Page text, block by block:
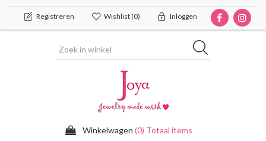
Registreren Wishlist(0) Inloggen
Winkelwagen (0) Totaal items